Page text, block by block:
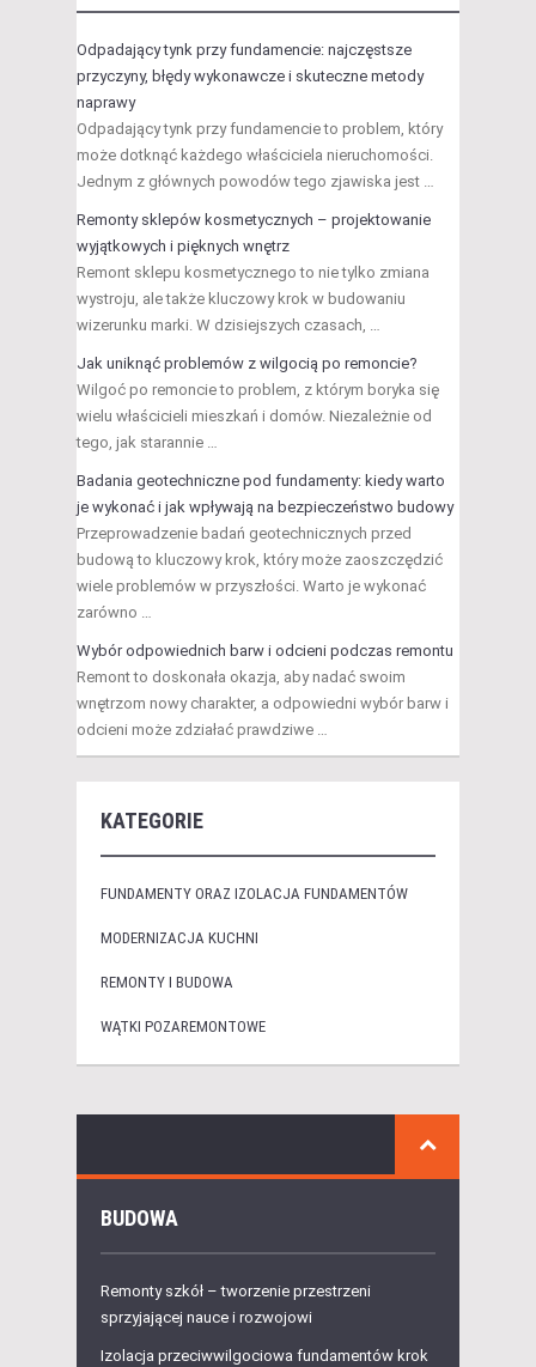
Odpadający tynk przy fundamencie: najczęstsze
przyczyny, błędy wykonawcze i skuteczne metody
naprawy
Odpadający tynk przy fundamencie to problem, który
może dotknąć każdego właściciela nieruchomości.
Jednym z głównych powodów tego zjawiska jest …
Remonty sklepów kosmetycznych – projektowanie
wyjątkowych i pięknych wnętrz
Remont sklepu kosmetycznego to nie tylko zmiana
wystroju, ale także kluczowy krok w budowaniu
wizerunku marki. W dzisiejszych czasach, …
Jak uniknąć problemów z wilgocią po remoncie?
Wilgoć po remoncie to problem, z którym boryka się
wielu właścicieli mieszkań i domów. Niezależnie od
tego, jak starannie …
Badania geotechniczne pod fundamenty: kiedy warto
je wykonać i jak wpływają na bezpieczeństwo budowy
Przeprowadzenie badań geotechnicznych przed
budową to kluczowy krok, który może zaoszczędzić
wiele problemów w przyszłości. Warto je wykonać
zarówno …
Wybór odpowiednich barw i odcieni podczas remontu
Remont to doskonała okazja, aby nadać swoim
wnętrzom nowy charakter, a odpowiedni wybór barw i
odcieni może zdziałać prawdziwe …
KATEGORIE
FUNDAMENTY ORAZ IZOLACJA FUNDAMENTÓW
MODERNIZACJA KUCHNI
REMONTY I BUDOWA
WĄTKI POZAREMONTOWE
BUDOWA
Remonty szkół – tworzenie przestrzeni
sprzyjającej nauce i rozwojowi
Izolacja przeciwwilgociowa fundamentów krok